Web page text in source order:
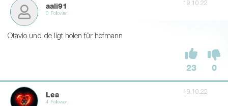
aali91
0 Follower
19.10.22
Otavio und de ligt holen für hofmann
23 0
Lea
4 Follower
19.10.22